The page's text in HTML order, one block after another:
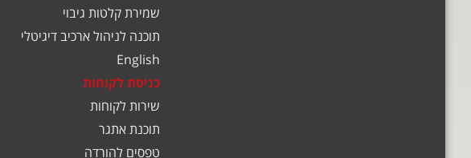
שמירת קלטות גיבוי
תוכנה לניהול ארכיב דיגיטלי
English
כניסת לקוחות
שירות לקוחות
תוכנת אתגר
טפסים להורדה